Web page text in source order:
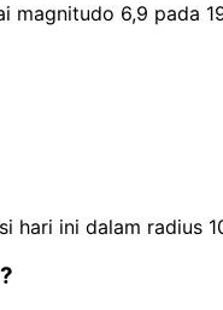
6,9 pada
hari ini dalam radius